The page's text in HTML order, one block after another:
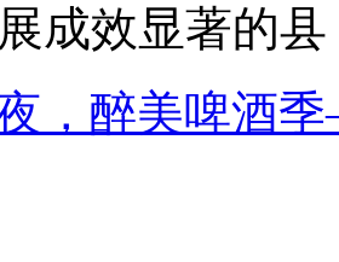
成效显著的
，醉美啤酒